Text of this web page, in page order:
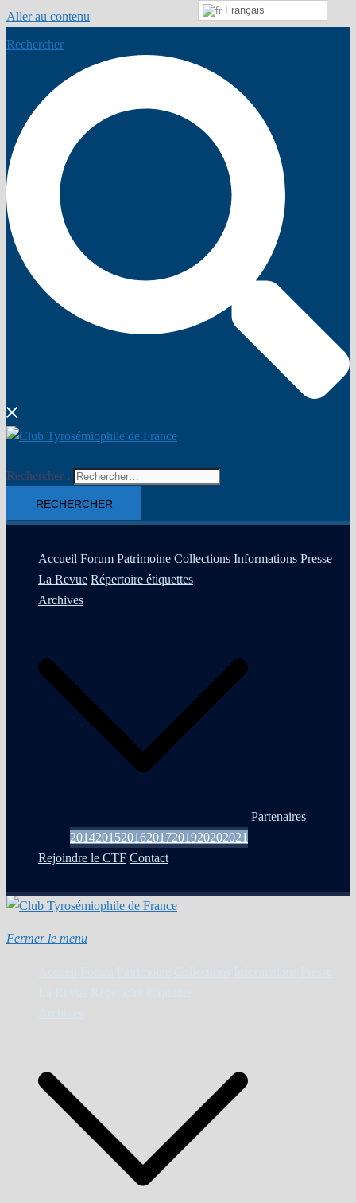
Aller au contenu
Rechercher
Rechercher :
Accueil Forum Patrimoine Collections Informations Presse
La Revue Répertoire étiquettes
Archives
2014201520162017201920202021
Partenaires
Rejoindre le CTF Contact
Fermer le menu
Français